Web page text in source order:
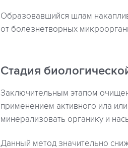
Образовавшийся шлам
от болезнетворных
Стадия
Заключительным этапом
применением активного ила
минерализовать органику и
Данный метод значительно